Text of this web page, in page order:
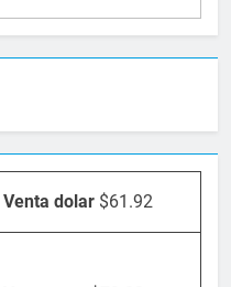
Venta dolar $61.92